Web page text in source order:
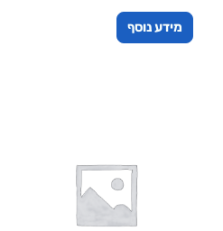
מידע נוסף